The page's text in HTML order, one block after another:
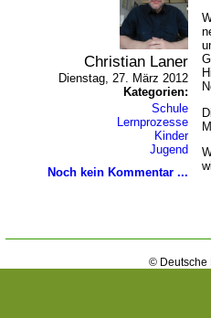
Christian Laner
Dienstag, 27. März 2012
Kategorien:
Schule
Lernprozesse
Kinder
Jugend
Noch kein Kommentar ...
© Deutsche